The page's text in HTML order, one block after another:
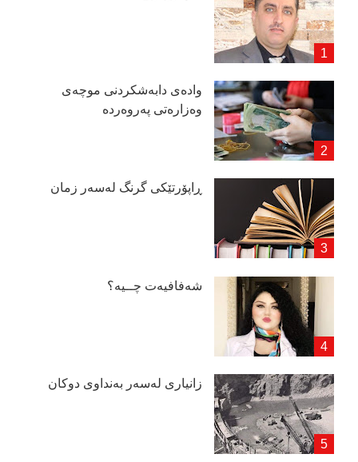
وادەی دابەشكردنی موچەی
وەزارەتی پەروەردە
ڕاپۆرتێكی گرنگ لەسەر زمان
شەفافیەت چــیە؟
زانیاری لەسەر بەنداوی دوكان